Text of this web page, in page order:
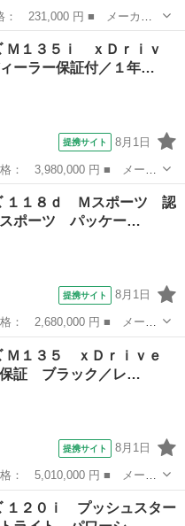
■ グレード名： １１６
ト／ＥＴＣ／ポータブルナ
Ｍ１３５ｉ ｘＤｒｉｖ
ーラー保証付／１年…
提携サイト 8月1日
■ グレード名： Ｍ１３
ー保証付／１年】【走行距
１１８ｄ Ｍスポーツ 認
ーツ パッケー…
提携サイト 8月1日
■ グレード名： １１８
ーツ パッケージ コンフ
Ｍ１３５ ｘＤｒｉｖｅ
証 ブラック／レ…
提携サイト 8月1日
■ グレード名： Ｍ１３
ブラック／レッド内装
１２０ｉ プッシュスター